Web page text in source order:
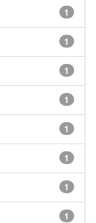
1
1
1
1
1
1
1
1